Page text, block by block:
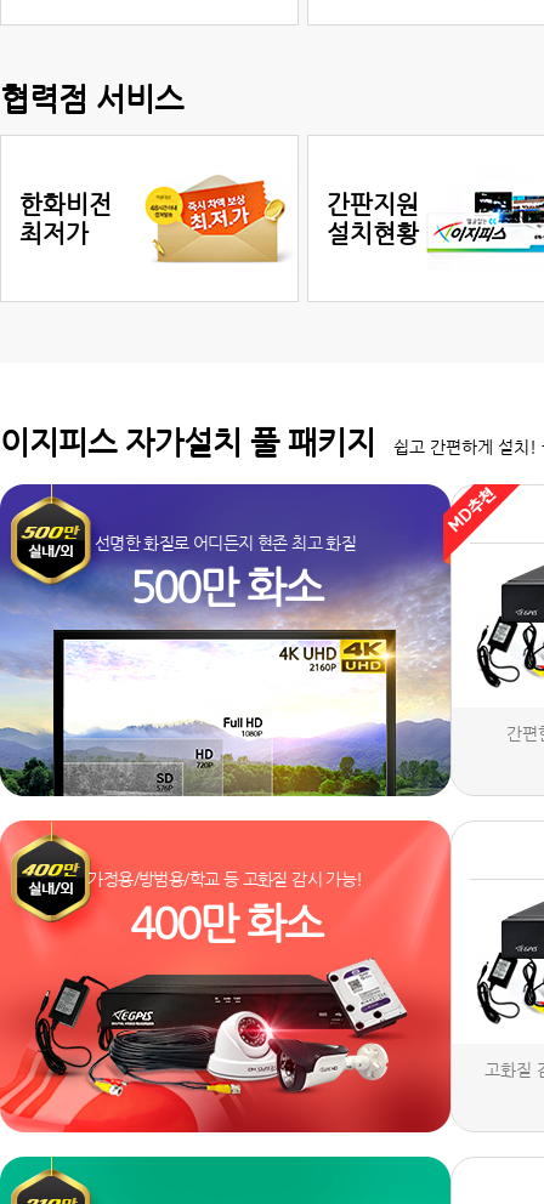
협력점 서비스
한화비전
최저가
간판지원
설치현황
이지피스 자가설치 풀 패키지 쉽고 간편하게 설치!
선명한 화질로 어디든지 현존 최고 화질
500만 화소
간편
가정용/방범용/학교 등 고화질 감시 가능!
400만 화소
고화질